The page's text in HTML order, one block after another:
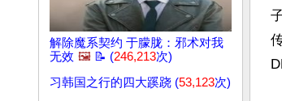
解除魔系契约 于朦胧：邪术对我
无效 🖼️ 📝 (246,213次)
习韩国之行的四大蹊跷 (53,123次)